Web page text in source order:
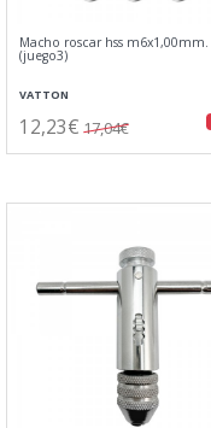
Macho roscar hss m6x1,00mm.
(juego3)
VATTON
12,23€ 17,04€